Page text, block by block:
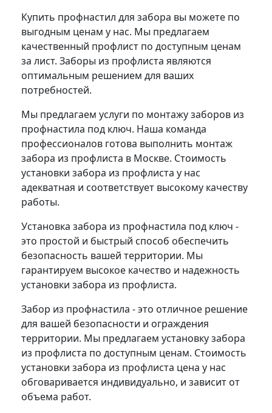
Купить профнастил для забора вы можете по
выгодным ценам у нас. Мы предлагаем
качественный профлист по доступным ценам
за лист. Заборы из профлиста являются
оптимальным решением для ваших
потребностей.
Мы предлагаем услуги по монтажу заборов из
профнастила под ключ. Наша команда
профессионалов готова выполнить монтаж
забора из профлиста в Москве. Стоимость
установки забора из профлиста у нас
адекватная и соответствует высокому качеству
работы.
Установка забора из профнастила под ключ -
это простой и быстрый способ обеспечить
безопасность вашей территории. Мы
гарантируем высокое качество и надежность
установки забора из профлиста.
Забор из профнастила - это отличное решение
для вашей безопасности и ограждения
территории. Мы предлагаем установку забора
из профлиста по доступным ценам. Стоимость
установки забора из профлиста цена у нас
обговаривается индивидуально, и зависит от
объема работ.